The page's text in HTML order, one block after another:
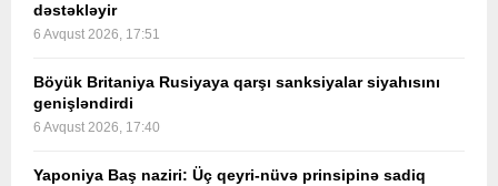
dəstəkləyir
6 Avqust 2026, 17:51
Böyük Britaniya Rusiyaya qarşı sanksiyalar siyahısını
genişləndirdi
6 Avqust 2026, 17:40
Yaponiya Baş naziri: Üç qeyri-nüvə prinsipinə sadiq